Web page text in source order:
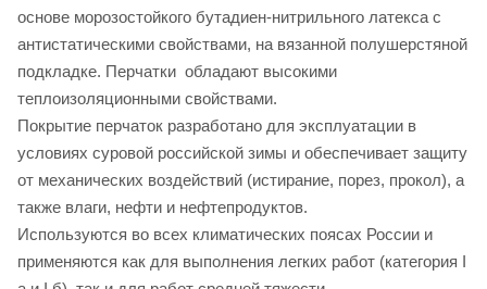
основе морозостойкого бутадиен-нитрильного латекса с
антистатическими свойствами, на вязанной полушерстяной
подкладке. Перчатки обладают высокими
теплоизоляционными свойствами.
Покрытие перчаток разработано для эксплуатации в
условиях суровой российской зимы и обеспечивает защиту
от механических воздействий (истирание, порез, прокол), а
также влаги, нефти и нефтепродуктов.
Используются во всех климатических поясах России и
применяются как для выполнения легких работ (категория I